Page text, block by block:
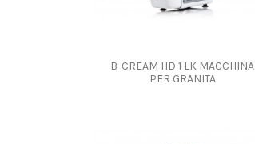
B-CREAM HD 1 LK MACCHINA
PER GRANITA